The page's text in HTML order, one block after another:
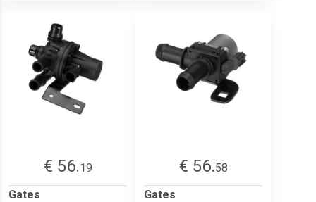
€ 56.19
Gates
€ 56.58
Gates